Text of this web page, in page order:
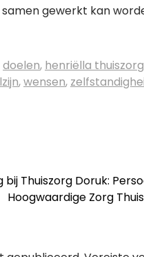
gewerkt kan
doelen, henriëlla thuiszorg
,wensen,
bij Thuiszorg Doruk:
Hoogwaardige Zorg